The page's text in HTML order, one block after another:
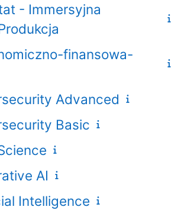
- Immersyjna
finansowa-
Advanced
Basic
AI
Intelligence